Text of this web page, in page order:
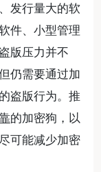
发行量大的软
件、小型管理
版压力并不
仍需要通过加
盗版行为。推
的加密狗，以
可能减少加密